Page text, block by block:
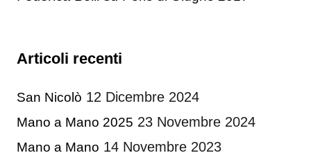
Articoli recenti
San Nicolò 12 Dicembre 2024
Mano a Mano 2025 23 Novembre 2024
Mano a Mano 14 Novembre 2023